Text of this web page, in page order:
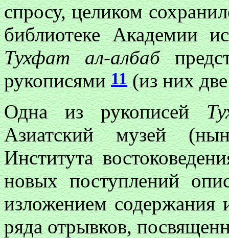
спросу, целиком
библиотеке Академии
Тухфат ал-албаб
рукописями11(из них
Одна из рукописей
Азиатский музей
Института
новых поступлений
изложением содержания
ряда отрывков,